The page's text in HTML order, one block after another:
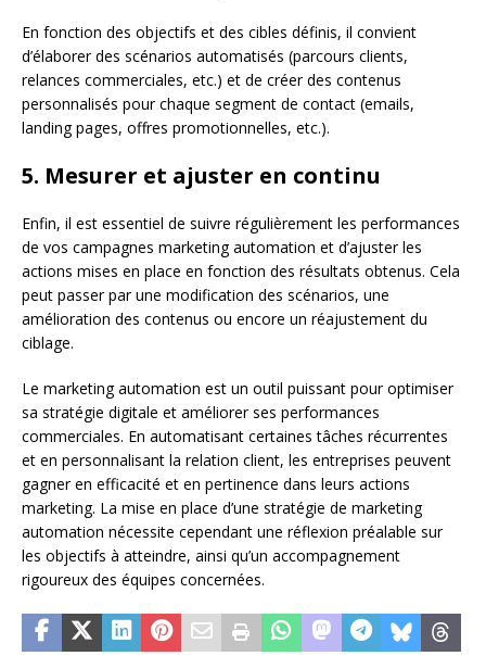
En fonction des objectifs et des cibles définis, il convient
d’élaborer des scénarios automatisés (parcours clients,
relances commerciales, etc.) et de créer des contenus
personnalisés pour chaque segment de contact (emails,
landing pages, offres promotionnelles, etc.).
5. Mesurer et ajuster en continu
Enfin, il est essentiel de suivre régulièrement les performances
de vos campagnes marketing automation et d’ajuster les
actions mises en place en fonction des résultats obtenus. Cela
peut passer par une modification des scénarios, une
amélioration des contenus ou encore un réajustement du
ciblage.
Le marketing automation est un outil puissant pour optimiser
sa stratégie digitale et améliorer ses performances
commerciales. En automatisant certaines tâches récurrentes
et en personnalisant la relation client, les entreprises peuvent
gagner en efficacité et en pertinence dans leurs actions
marketing. La mise en place d’une stratégie de marketing
automation nécessite cependant une réflexion préalable sur
les objectifs à atteindre, ainsi qu’un accompagnement
rigoureux des équipes concernées.